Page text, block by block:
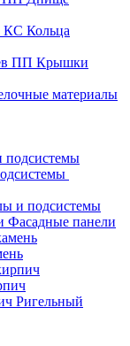
Кольца
Крышки
материалы
и подсистемы
Фасадные панели
Ригельный